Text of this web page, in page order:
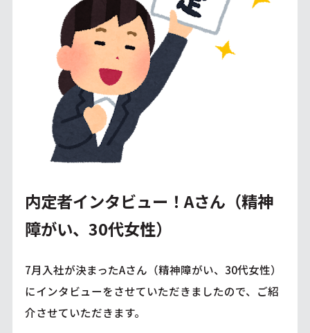
内定者インタビュー！Aさん（精神
障がい、30代女性）
7月入社が決まったAさん（精神障がい、30代女性）
にインタビューをさせていただきましたので、ご紹
介させていただきます。